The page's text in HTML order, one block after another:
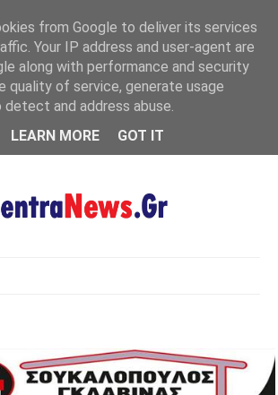
MENU
from Google to deliver its services
Your IP address and user-agent are
along with performance and security
quality of service, generate usage
and address abuse.
LEARN MORE
GOT IT